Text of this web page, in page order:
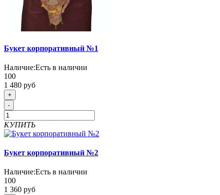
Букет корпоративный №1
Наличие:Есть в наличии
100
1 480 руб
+
-
КУПИТЬ
Букет корпоративный №2
Наличие:Есть в наличии
100
1 360 руб